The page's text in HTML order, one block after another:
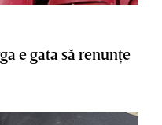
e gata să renunţe